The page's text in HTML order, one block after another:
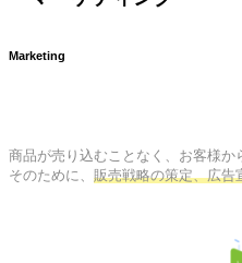
Marketing
商品が売り込むことなく、お客様
そのために、 販売戦略の策定、広告